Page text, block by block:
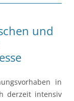
und
in
derzeit intensiv